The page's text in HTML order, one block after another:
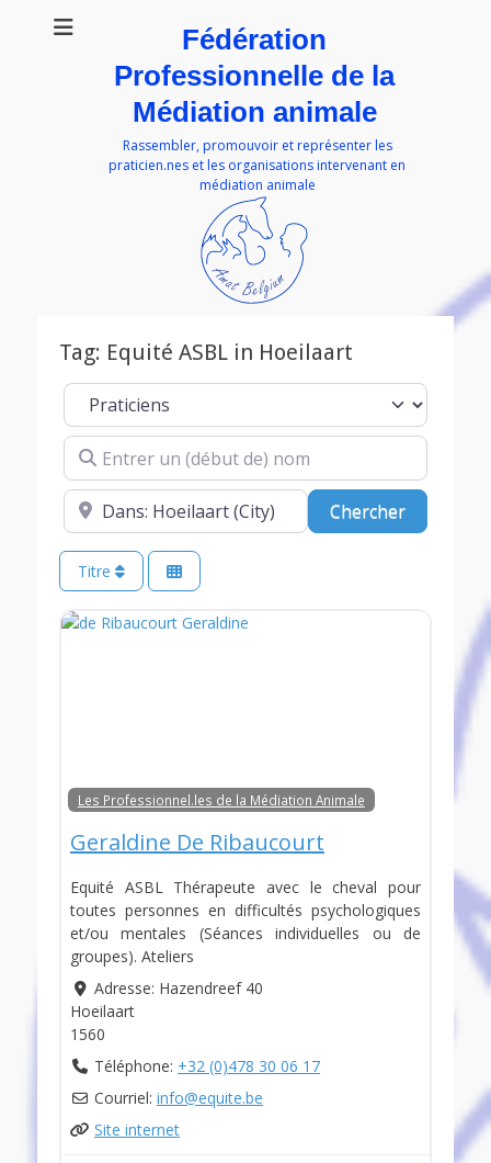
Fédération
Professionnelle de la
Médiation animale
Rassembler, promouvoir et représenter les
praticien.nes et les organisations intervenant en
médiation animale
Tag: Equité ASBL in Hoeilaart
Select search type
Entrer un (début de) nom
A proximité de (optionnel) ChercherChercher
Titre
Les Professionnel.les de la Médiation Animale
Geraldine De Ribaucourt
Equité ASBL Thérapeute avec le cheval pour
toutes personnes en difficultés psychologiques
et/ou mentales (Séances individuelles ou de
groupes). Ateliers
Adresse: Hazendreef 40
Hoeilaart
1560
Téléphone: +32 (0)478 30 06 17
Courriel: info@equite.be
Site internet